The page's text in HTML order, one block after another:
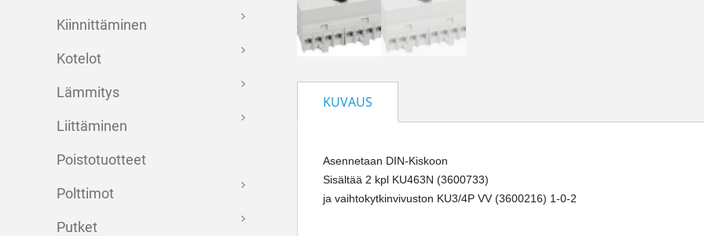
Kiinnittäminen
Kotelot
Lämmitys
Liittäminen
Poistotuotteet
Polttimot
Putket
KUVAUS
Asennetaan DIN-Kiskoon
Sisältää 2 kpl KU463N (3600733)
ja vaihtokytkinvivuston KU3/4P VV (3600216) 1-0-2